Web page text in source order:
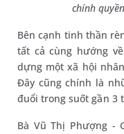
chính
Bên cạnh tinh thần
tất cả cùng hướng
dựng một xã hội
Đây cũng chính là
đuổi trong suốt gần 3
Bà Vũ Thị Phượng -